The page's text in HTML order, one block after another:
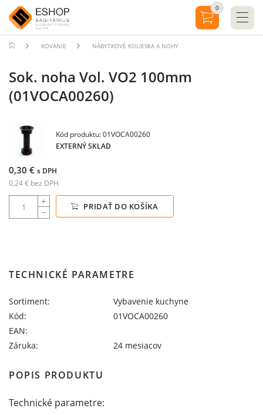
KOVANIE NÁBYTKOVÉ KOLIESKA A NOHY
Sok. noha Vol. VO2 100mm
(01VOCA00260)
Kód produktu: 01VOCA00260
EXTERNÝ SKLAD
0,30 € s DPH
0,24 € bez DPH
PRIDAŤ DO KOŠÍKA
TECHNICKÉ PARAMETRE
Sortiment:
Vybavenie kuchyne
Kód:
01VOCA00260
EAN:
Záruka:
24 mesiacov
POPIS PRODUKTU
Technické parametre:
0